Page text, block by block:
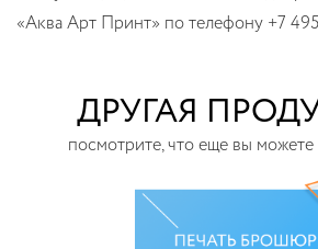
«Аква Арт Принт» по телефону +7
ДРУГАЯ
посмотрите, что еще вы можете